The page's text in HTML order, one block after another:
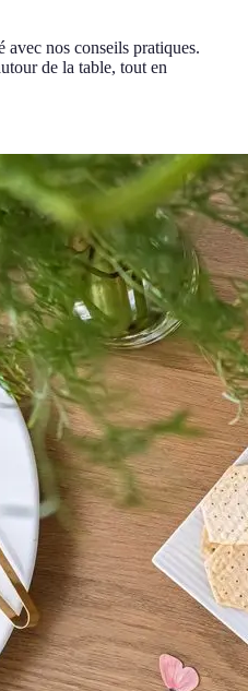
nos conseils pratiques.
de la table, tout en